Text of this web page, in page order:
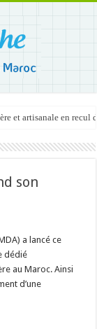
et artisanale en recul
son
a lancé ce
dédié
au Maroc. Ainsi
d’une